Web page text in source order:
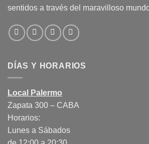
sentidos a través del maravilloso
DÍAS Y HORARIOS
Local Palermo
Zapata 300 – CABA
Horarios:
Lunes a Sábados